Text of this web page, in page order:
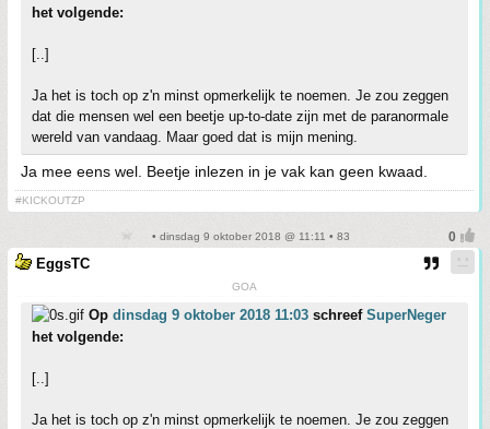
het volgende:
[..]
Ja het is toch op z'n minst opmerkelijk te noemen. Je zou zeggen
dat die mensen wel een beetje up-to-date zijn met de paranormale
wereld van vandaag. Maar goed dat is mijn mening.
Ja mee eens wel. Beetje inlezen in je vak kan geen kwaad.
#KICKOUTZP
• dinsdag 9 oktober 2018 @ 11:11 • 83
EggsTC
GOA
Op dinsdag 9 oktober 2018 11:03 schreef SuperNeger
het volgende:
[..]
Ja het is toch op z'n minst opmerkelijk te noemen. Je zou zeggen